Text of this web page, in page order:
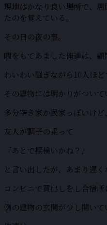
現地はかなり良い場所で、
たのを覚えている。
その日の夜の事。
暇をもてあました俺達は、
わいわい騒ぎながら10人ほ
その建物には明かりがついて
多分空き家か民家っぽいけ
友人が調子の乗って
「あとで探検いかね？」
と言い出したが、あまり遅
コンビニで買出しをし合宿
例の建物の玄関が少し開い